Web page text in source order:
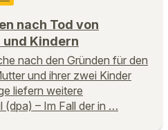
nach Tod von
Kindern
nach den Gründen für den
und ihrer zwei Kinder
liefern weitere
(dpa) – Im Fall der in …